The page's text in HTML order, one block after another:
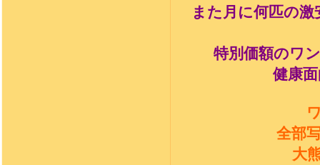
また月に何匹の
特別価額のワ
健康
全部
大